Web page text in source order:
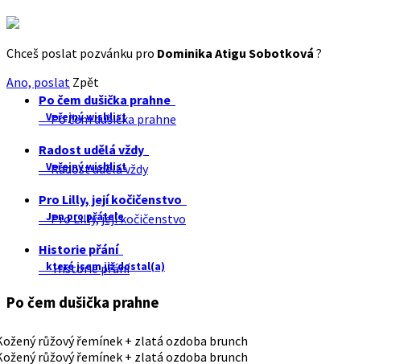
Chceš poslat pozvánku pro Dominika Atigu Sobotková ?
Ano, poslat Zpět
Po čem dušička prahne
Veřejný wishlist
Po čem dušička prahne
Radost udělá vždy
Veřejný wishlist
Radost udělá vždy
Pro Lilly, její kočičenstvo
Jen pro přátele
Pro Lilly, její kočičenstvo
Historie přání
které jsem již dostal(a)
Historie přání
Po čem dušička prahne